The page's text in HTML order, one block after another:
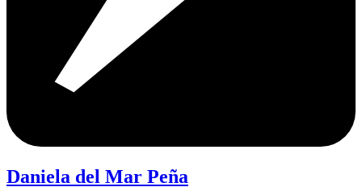
Daniela del Mar Peña